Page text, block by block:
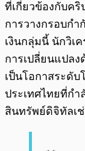
ที่เกี่ยวข้องกับคริ
การวางกรอบก
เงินกลุ่มนี้ นักวิเ
การเปลี่ยนแปล
เป็นโอกาสระดับ
ประเทศไทยที่กำ
สินทรัพย์ดิจิทัลเ